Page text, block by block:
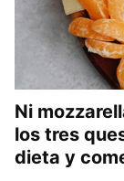
Ni
los tres
dieta y